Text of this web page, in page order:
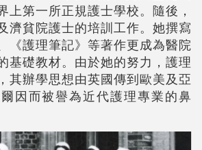
上第一所正規護士學校。隨後，
濟貧院護士的培訓工作。她撰寫
《護理筆記》等著作更成為醫院
基礎教材。由於她的努力，護理
其辦學思想由英國傳到歐美及亞
因而被譽為近代護理專業的鼻